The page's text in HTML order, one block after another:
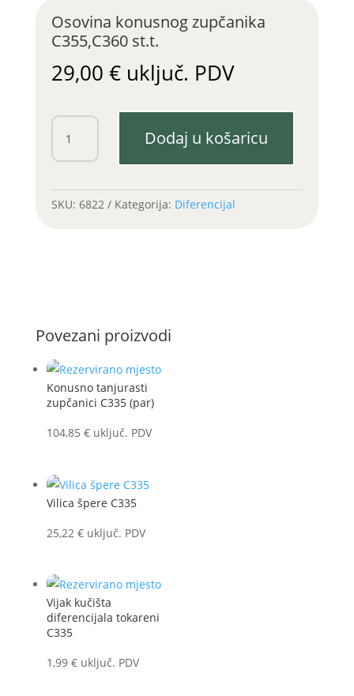
Osovina konusnog zupčanika
C355,C360 st.t.
29,00 € uključ. PDV
Osovina
konusnog
zupčanika
Dodaj u košaricu
SKU: 6822 Kategorija: Diferencijal
Povezani proizvodi
Konusno tanjurasti
zupčanici C335 (par)
104,85 € uključ. PDV
Vilica špere C335
25,22 € uključ. PDV
Vijak kučišta
diferencijala tokareni
C335
1,99 € uključ. PDV